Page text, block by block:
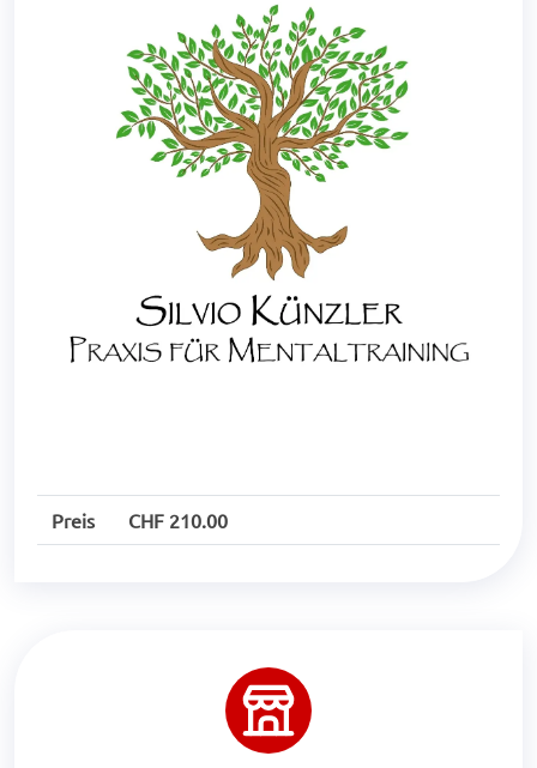
Preis CHF 210.00